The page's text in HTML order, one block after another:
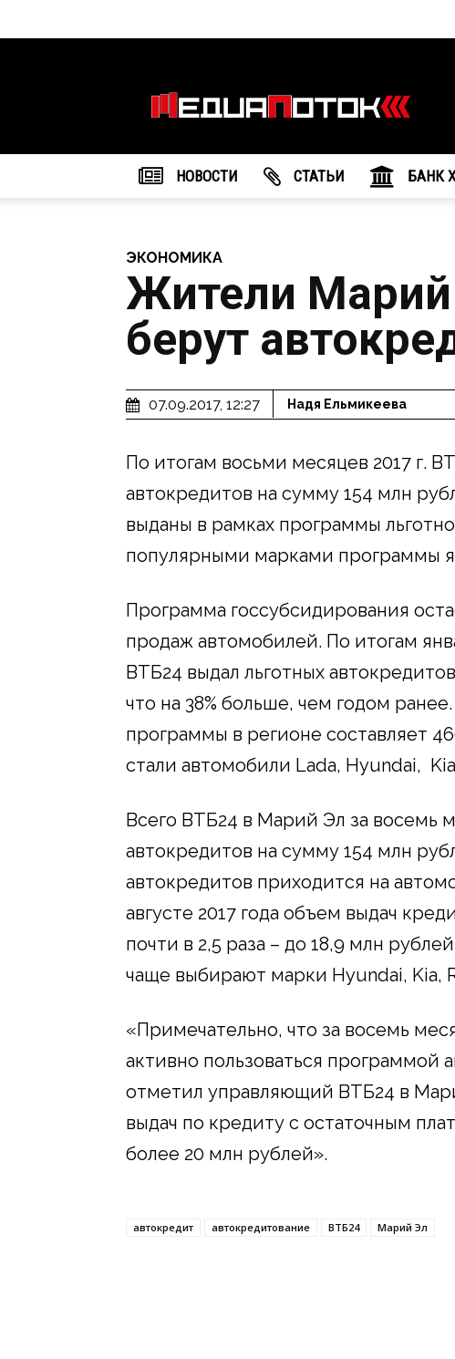
агентство
"МедиаПоток"
НОВОСТИ CТАТЬИ БАНК
ЭКОНОМИКА
Жители Марий
берут
07.09.2017, 12:27 Надя Ельмикеева
По итогам восьми месяцев 2017 г.
автокредитов на сумму 154 млн
выданы в рамках программы
популярными марками программы
Программа госсубсидирования
продаж автомобилей. По итогам
ВТБ24 выдал льготных
что на 38% больше, чем годом
программы в регионе составляет
стали автомобили Lada, Hyundai,
Всего ВТБ24 в Марий Эл за восемь
автокредитов на сумму 154 млн
автокредитов приходится на
августе 2017 года объем выдач
почти в 2,5 раза – до 18,9 млн
чаще выбирают марки Hyundai, Kia,
«Примечательно, что за восемь
активно пользоваться
отметил управляющий ВТБ24 в
выдач по кредиту с остаточным
более 20 млн рублей».
автокредит автокредитование ВТБ24 Марий Эл